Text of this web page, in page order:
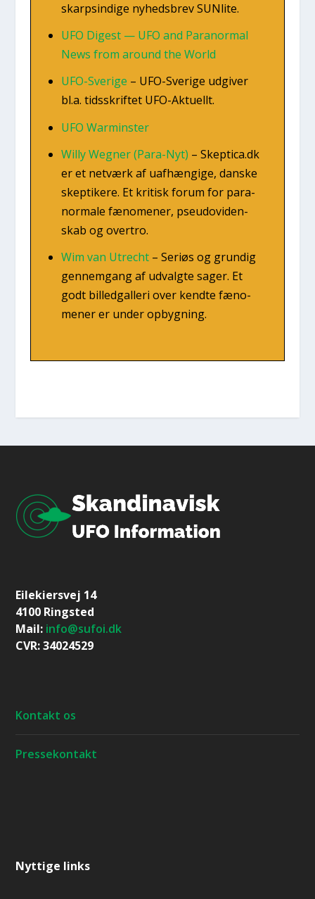
skar­psin­di­ge nyheds­brev SUN­li­te.
UFO Digest — UFO and Para­nor­mal
News from aro­und the Wor­ld
UFO-Sve­ri­ge – UFO-Sve­ri­ge udgi­ver
bl.a. tids­skrif­tet UFO-Aktu­el­lt.
UFO War­min­ster
Wil­ly Weg­ner (Para-Nyt) – Skeptica.dk
er et net­værk af uaf­hæn­gi­ge, dan­ske
skep­ti­ke­re. Et kri­tisk forum for para­
nor­ma­le fæno­me­ner, pseu­d­ovi­den­
skab og over­tro.
Wim van Utre­cht– Seri­øs og grun­dig
gen­nem­gang af udvalg­te sager. Et
godt bil­led­gal­le­ri over kend­te fæno­
me­ner er under opbyg­ning.
Eilekiersvej 14
4100 Ringsted
Mail: info@sufoi.dk
CVR: 34024529
Kontakt os
Pressekontakt
Nyttige links